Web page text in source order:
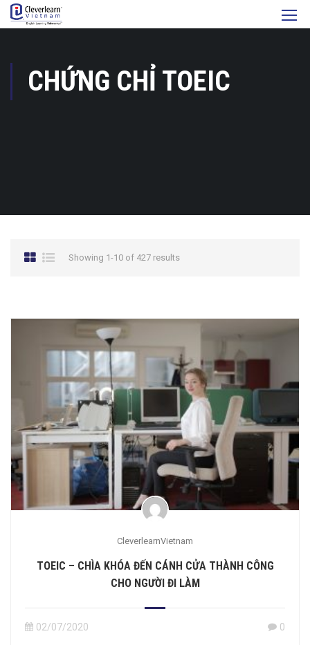
CHỨNG CHỈ TOEIC
Showing 1-10 of 427 results
CleverlearnVietnam
TOEIC – CHÌA KHÓA ĐẾN CÁNH CỬA THÀNH CÔNG
CHO NGƯỜI ĐI LÀM
02/07/2020 0